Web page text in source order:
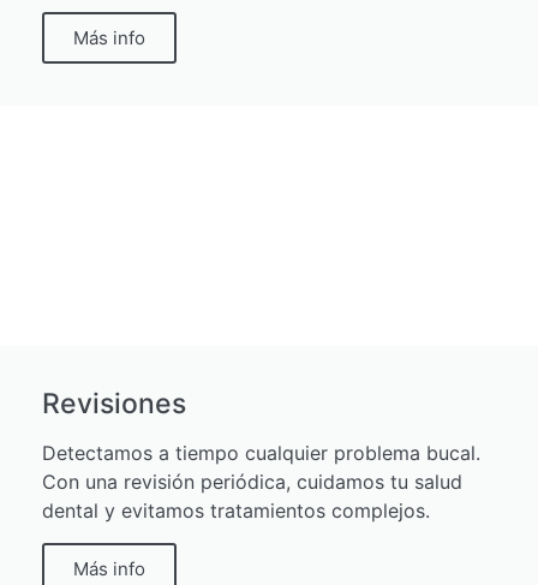
Más info
Revisiones
Detectamos a tiempo cualquier problema bucal.
Con una revisión periódica, cuidamos tu salud
dental y evitamos tratamientos complejos.
Más info